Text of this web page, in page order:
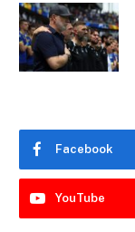
Facebook
YouTube